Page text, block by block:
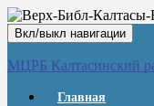
Вкл/выкл навигации
МЦРБ Калтасинский
Главная